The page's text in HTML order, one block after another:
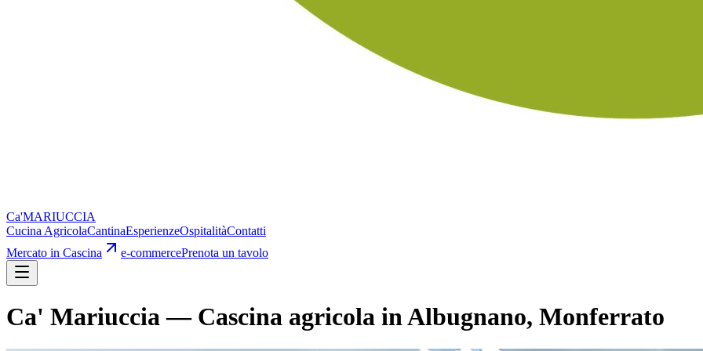
Ca'MARIUCCIA
Cucina AgricolaCantinaEsperienzeOspitalitàContatti
Mercato in Cascina
e-commercePrenota un tavolo
Ca' Mariuccia — Cascina agricola in Albugnano, Monferrato